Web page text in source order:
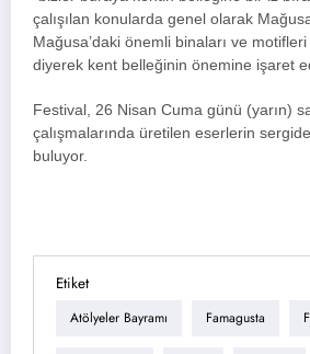
çalışılan konularda genel olarak
Mağusa’daki önemli binaları ve
diyerek kent belleğinin önemine işaret
Festival, 26 Nisan Cuma günü (yarın)
çalışmalarında üretilen eserlerin
buluyor.
Etiket
Atölyeler Bayramı Famagusta